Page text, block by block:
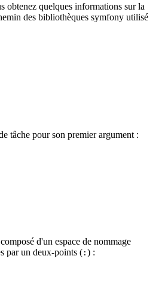
obtenez quelques informations sur la
des bibliothèques symfony utilisé
tâche pour son premier argument :
d'un espace de nommage
par un deux-points ( : ) :